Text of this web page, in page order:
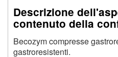
Descrizione
contenuto della
Becozym compresse
gastroresistenti.